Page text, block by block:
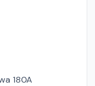
180A